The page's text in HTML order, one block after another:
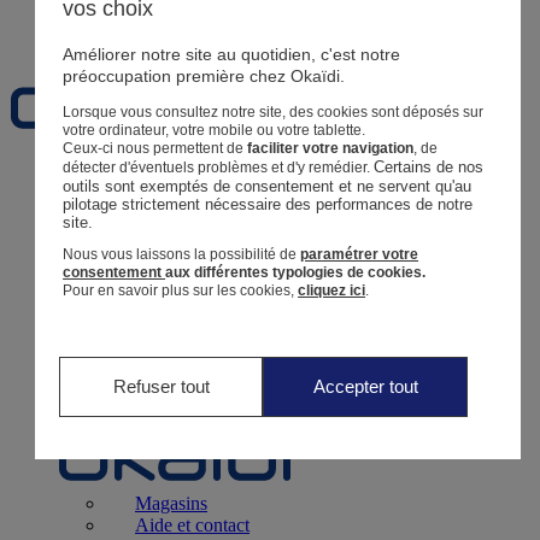
Naissance0 - 12 mois
Magasins
Retour
Bébé Fille3 mois - 5 ans
Magasins
Aide et contact
vos choix
Améliorer notre site au quotidien, c'est notre
préoccupation première chez Okaïdi.
Lorsque vous consultez notre site, des cookies sont déposés sur
votre ordinateur, votre mobile ou votre tablette.
Ceux-ci nous permettent defaciliter votre navigation , de
détecter d'éventuels problèmes et d'y remédier.Certains de nos
outils sont exemptés de consentement et ne servent qu'au
pilotage strictement nécessaire des performances de notre
site.
Nous vous laissons la possibilité deparamétrer votre
consentementaux différentes typologies de cookies.
Pour en savoir plus sur les cookies,cliquez ici
Refuser tout Accepter tout